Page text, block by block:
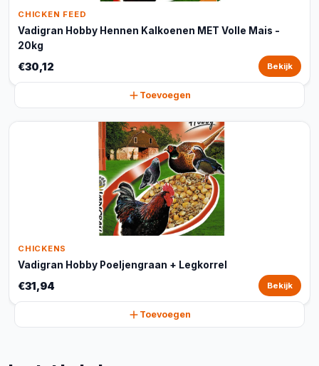
CHICKEN FEED
Vadigran Hobby Hennen Kalkoenen MET Volle Mais -
20kg
€30,12 Bekijk
Toevoegen
CHICKENS
Vadigran Hobby Poeljengraan + Legkorrel
€31,94 Bekijk
Toevoegen